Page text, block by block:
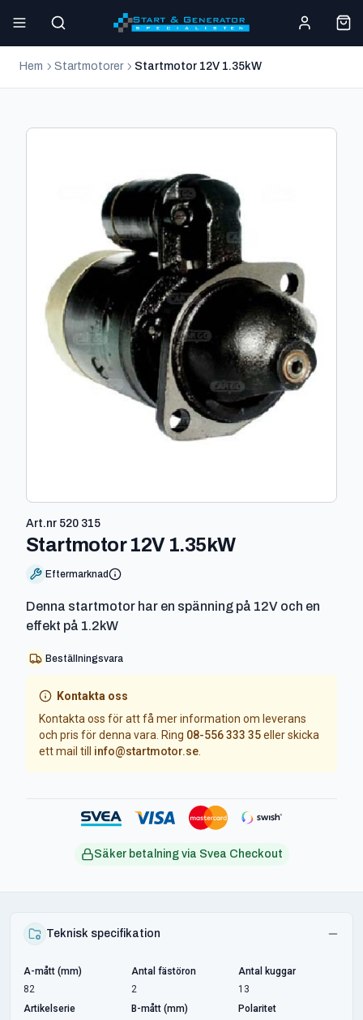
Hem Startmotorer Startmotor 12V 1.35kW
Art.nr 520 315
Startmotor 12V 1.35kW-
Eftermarknad
Denna startmotor har en spänning på 12V och en
effekt på 1.2kW
Beställningsvara
Kontakta oss
Kontakta oss för att få mer information om leverans
och pris för denna vara. Ring 08-556 333 35eller skicka
ett mail till
info@startmotor.se
Säker betalning via Svea Checkout
Teknisk specifikation
A-mått (mm)
82
Antal fästöron
2
Antal kuggar
13
Artikelserie
B-mått (mm)
Polaritet